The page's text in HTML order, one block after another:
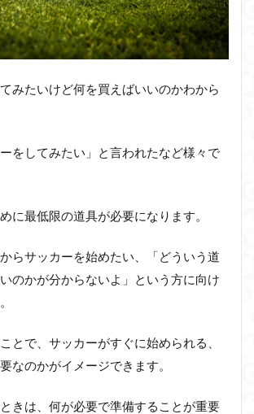
みたいけど何を買えばいいのかわから
ーをしてみたい」と言われたなど様々で
に最低限の道具が必要になります。
らサッカーを始めたい、「どういう道
のかが分からないよ」という方に向け
とで、サッカーがすぐに始められる、
なのかがイメージできます。
きは、何が必要で準備することが重要